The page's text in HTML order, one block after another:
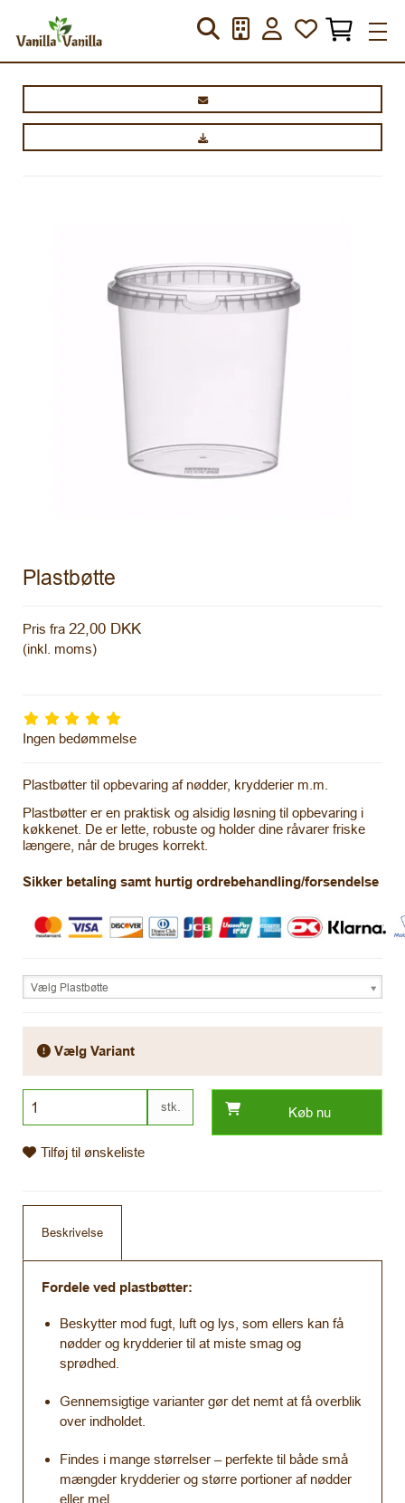
Plastbøtte
Pris fra 22,00 DKK
(inkl. moms)
Ingen bedømmelse
Plastbøtter til opbevaring af nødder, krydderier m.m.
Plastbøtter er en praktisk og alsidig løsning til opbevaring i
køkkenet. De er lette, robuste og holder dine råvarer friske
længere, når de bruges korrekt.
Sikker betaling samt hurtig ordrebehandling/forsendelse
Vælg Plastbøtte
Vælg Variant
stk. Køb nu
Tilføj til ønskeliste
Beskrivelse
Fordele ved plastbøtter:
Beskytter mod fugt, luft og lys, som ellers kan få
nødder og krydderier til at miste smag og
sprødhed.
Gennemsigtige varianter gør det nemt at få overblik
over indholdet.
Findes i mange størrelser – perfekte til både små
mængder krydderier og større portioner af nødder
eller mel.